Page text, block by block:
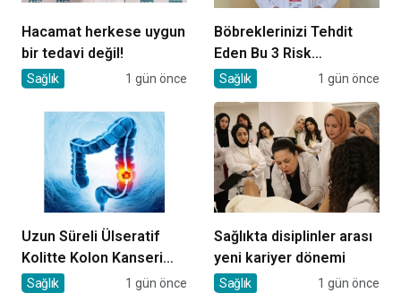
Hacamat herkese uygun
bir tedavi değil!
Sağlık 1 gün önce
Böbreklerinizi Tehdit
Eden Bu 3 Risk
Faktörüne Dikkat!
Sağlık 1 gün önce
Uzun Süreli Ülseratif
Kolitte Kolon Kanseri
Riski Artıyor mu?
Sağlık 1 gün önce
Sağlıkta disiplinler arası
yeni kariyer dönemi
Sağlık 1 gün önce